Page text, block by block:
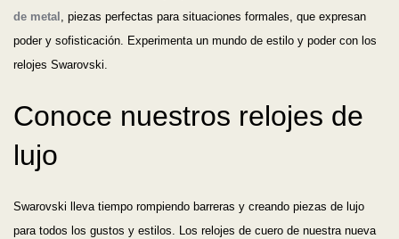
de metal
, piezas perfectas para situaciones formales, que expresan
poder y sofisticación. Experimenta un mundo de estilo y poder con los
relojes Swarovski.
Conoce nuestros relojes de
lujo
Swarovski lleva tiempo rompiendo barreras y creando piezas de lujo
para todos los gustos y estilos. Los relojes de cuero de nuestra nueva